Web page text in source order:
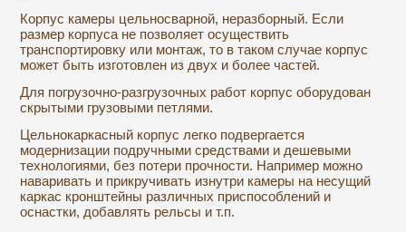
Корпус камеры цельносварной, неразборный. Если
размер корпуса не позволяет осуществить
транспортировку или монтаж, то в таком случае корпус
может быть изготовлен из двух и более частей.
Для погрузочно-разгрузочных работ корпус оборудован
скрытыми грузовыми петлями.
Цельнокаркасный корпус легко подвергается
модернизации подручными средствами и дешевыми
технологиями, без потери прочности. Например можно
наваривать и прикручивать изнутри камеры на несущий
каркас кронштейны различных приспособлений и
оснастки, добавлять рельсы и т.п.